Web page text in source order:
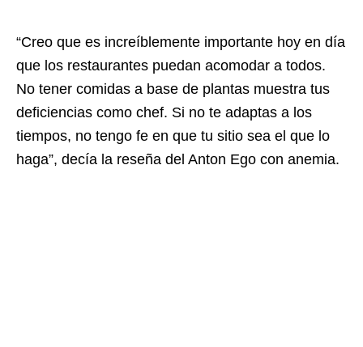
“Creo que es increíblemente importante hoy en día
que los restaurantes puedan acomodar a todos.
No tener comidas a base de plantas muestra tus
deficiencias como chef. Si no te adaptas a los
tiempos, no tengo fe en que tu sitio sea el que lo
haga”, decía la reseña del Anton Ego con anemia.